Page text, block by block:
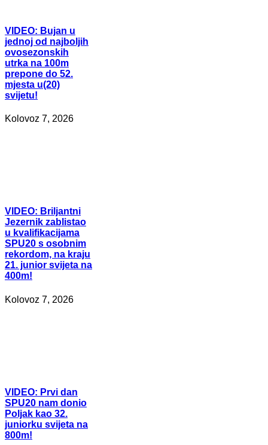
VIDEO: Bujan u
jednoj od najboljih
ovosezonskih
utrka na 100m
prepone do 52.
mjesta u(20)
svijetu!
Kolovoz 7, 2026
VIDEO: Briljantni
Jezernik zablistao
u kvalifikacijama
SPU20 s osobnim
rekordom, na kraju
21. junior svijeta na
400m!
Kolovoz 7, 2026
VIDEO: Prvi dan
SPU20 nam donio
Poljak kao 32.
juniorku svijeta na
800m!